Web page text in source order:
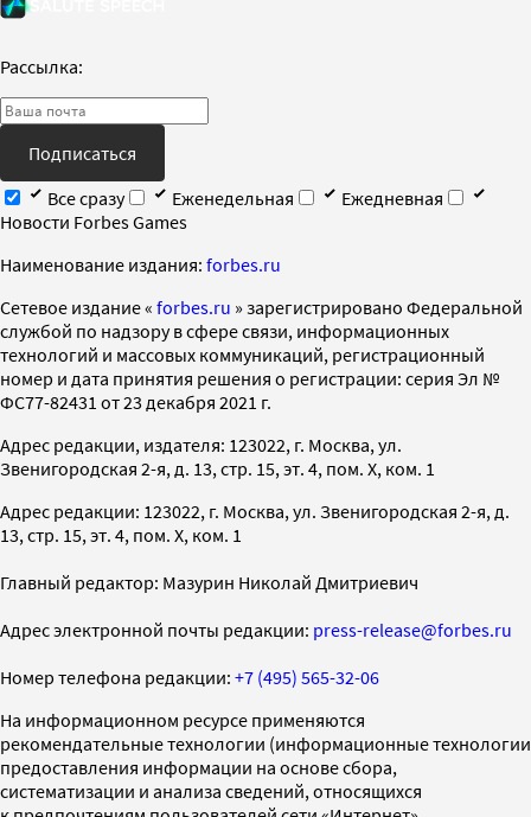
Рассылка:
Подписаться
Все сразу
Еженедельная
Ежедневная
Новости Forbes Games
Наименование издания: forbes.ru
Cетевое издание « forbes.ru » зарегистрировано Федеральной
службой по надзору в сфере связи, информационных
технологий и массовых коммуникаций, регистрационный
номер и дата принятия решения о регистрации: серия Эл №
ФС77-82431 от 23 декабря 2021 г.
Адрес редакции, издателя: 123022, г. Москва, ул.
Звенигородская 2-я, д. 13, стр. 15, эт. 4, пом. X, ком. 1
Адрес редакции: 123022, г. Москва, ул. Звенигородская 2-я, д.
13, стр. 15, эт. 4, пом. X, ком. 1
Главный редактор: Мазурин Николай Дмитриевич
Адрес электронной почты редакции: press-release@forbes.ru
Номер телефона редакции: +7 (495) 565-32-06
На информационном ресурсе применяются
рекомендательные технологии (информационные технологии
предоставления информации на основе сбора,
систематизации и анализа сведений, относящихся